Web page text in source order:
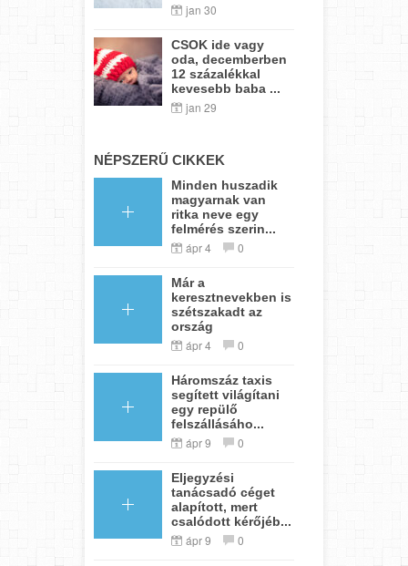
jan 30
CSOK ide vagy
oda, decemberben
12 százalékkal
kevesebb baba ...
jan 29
NÉPSZERŰ CIKKEK
Minden huszadik
magyarnak van
ritka neve egy
felmérés szerin...
ápr 4 0
Már a
keresztnevekben is
szétszakadt az
ország
ápr 4 0
Háromszáz taxis
segített világítani
egy repülő
felszállásáho...
ápr 9 0
Eljegyzési
tanácsadó céget
alapított, mert
csalódott kérőjéb...
ápr 9 0